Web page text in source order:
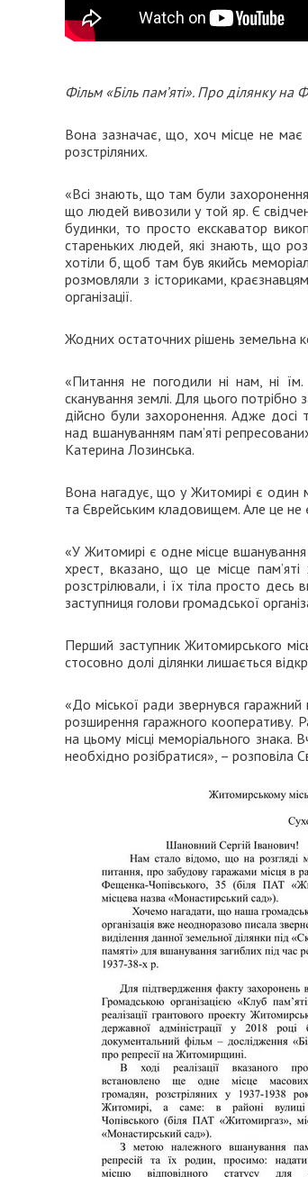
Фільм «Біль пам’яті». Про ділянку
Вона зазначає, що, хоч місце не має
розстріляних.
«Всі знають, що там були
що людей вивозили у той яр. Є
будинки, то просто екскаватор
стареньких людей, які знають, що
хотіли б, щоб там був якийсь
розмовляли з істориками,
організації.
Жодних остаточних рішень земельна
«Питання не погодили ні нам, ні
сканування землі. Для цього
дійсно були захоронення. Адже досі
над вшануванням пам’яті
Катерина Лозинська.
Вона нагадує, що у Житомирі є один
та Єврейським кладовищем. Але це
«У Житомирі є одне місце
хрест, вказано, що це місце
розстрілювали, і їх тіла просто
заступниця голови громадської
Перший заступник Житомирського
стосовно долі ділянки лишається
«До міської ради звернувся
розширення гаражного кооперативу.
на цьому місці меморіального знака.
необхідно розібратися», – розповіла